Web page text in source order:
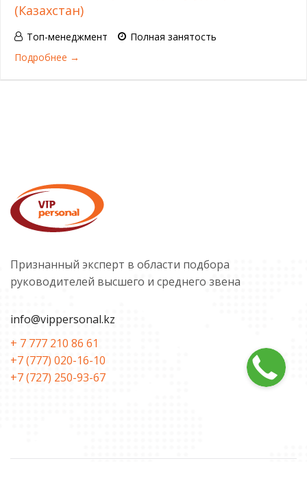
(Казахстан)
Топ-менеджмент
Полная занятость
Подробнее
Признанный эксперт в области подбора
руководителей высшего и среднего звена
info@vippersonal.kz
+ 7 777 210 86 61
+7 (777) 020-16-10
+7 (727) 250-93-67